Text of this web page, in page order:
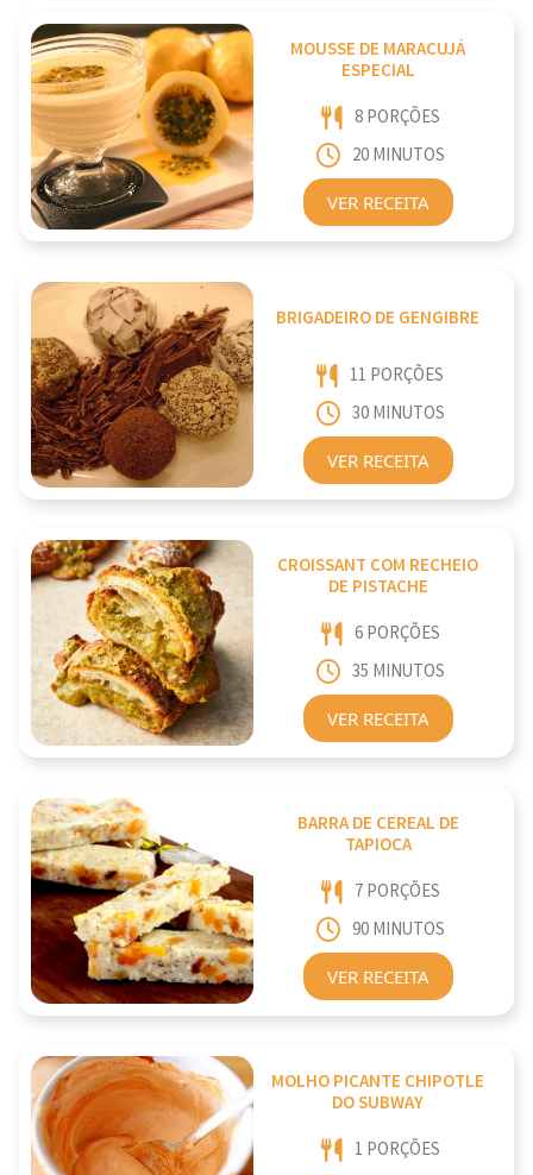
MOUSSE DE MARACUJÁ
ESPECIAL
8 PORÇÕES
20 MINUTOS
VER RECEITA
BRIGADEIRO DE GENGIBRE
11 PORÇÕES
30 MINUTOS
VER RECEITA
CROISSANT COM RECHEIO
DE PISTACHE
6 PORÇÕES
35 MINUTOS
VER RECEITA
BARRA DE CEREAL DE
TAPIOCA
7 PORÇÕES
90 MINUTOS
VER RECEITA
MOLHO PICANTE CHIPOTLE
DO SUBWAY
1 PORÇÕES